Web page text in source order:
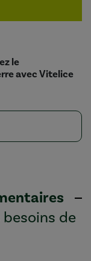
le
avec Vitelice
de